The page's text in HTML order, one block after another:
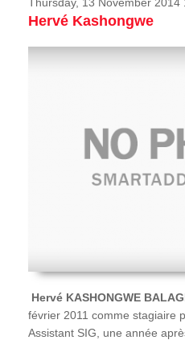
Thursday, 13 November 2014
Hervé Kashongwe
Hervé KASHONGWE
février 2011 comme stagiaire
Assistant SIG, une année